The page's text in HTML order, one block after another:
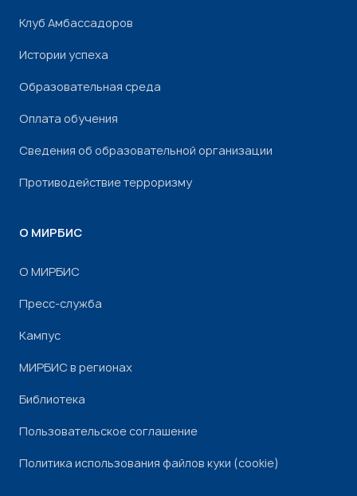
Клуб Амбассадоров
Истории успеха
Образовательная среда
Оплата обучения
Сведения об образовательной организации
Противодействие терроризму
О МИРБИС
О МИРБИС
Пресс-служба
Кампус
МИРБИС в регионах
Библиотека
Пользовательское соглашение
Политика использования файлов куки (cookie)